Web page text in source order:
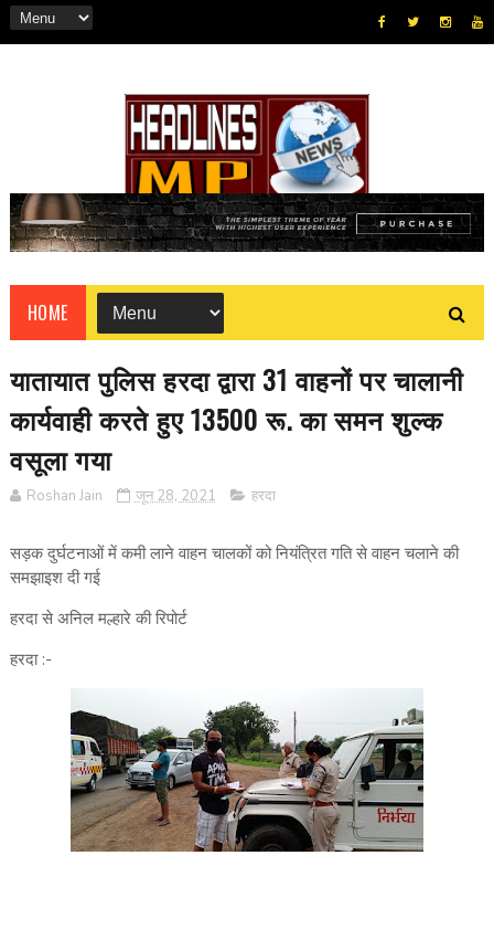
HOME
यातायात पुलिस हरदा द्वारा 31 वाहनों पर चालानी
कार्यवाही करते हुए 13500 रू. का समन शुल्क
वसूला गया
Roshan Jain जून 28, 2021 हरदा
सड़क दुर्घटनाओं में कमी लाने वाहन चालकों को नियंत्रित गति से वाहन चलाने की
समझाइश दी गई
हरदा से अनिल मल्हारे की रिपोर्ट
हरदा :-